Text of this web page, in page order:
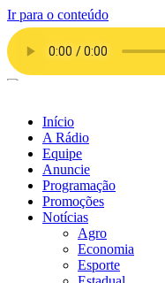
Ir para o conteúdo
Início
A Rádio
Equipe
Anuncie
Programação
Promoções
Notícias
Agro
Economia
Esporte